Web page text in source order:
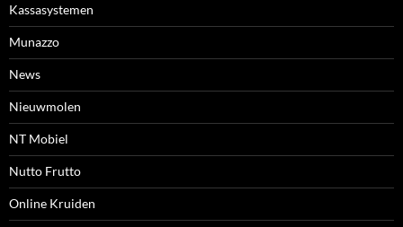
Kassasystemen
Munazzo
News
Nieuwmolen
NT Mobiel
Nutto Frutto
Online Kruiden